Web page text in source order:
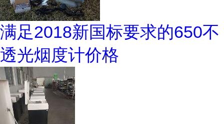
满足2018新国标要求的650不
透光烟度计价格